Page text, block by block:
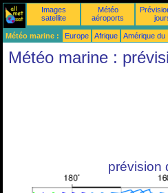
Images
satellite
Météo
aéroports
Météo marine : Europe Afrique Amérique du
Météo marine :
prévision